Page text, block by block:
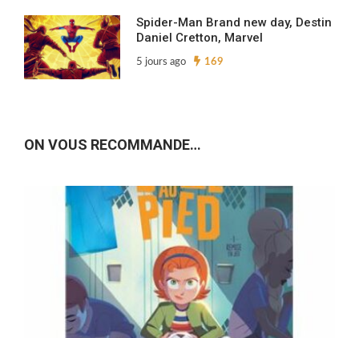
Spider-Man Brand new day, Destin
Daniel Cretton, Marvel
5 jours ago 169
ON VOUS RECOMMANDE…